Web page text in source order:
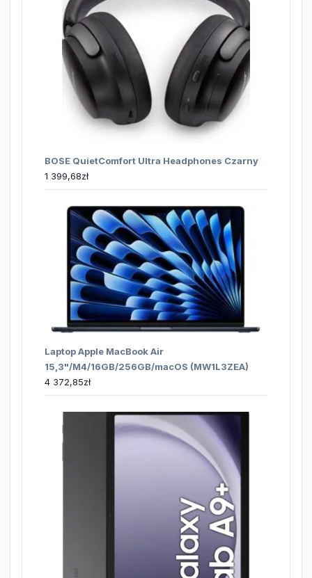
BOSE QuietComfort Ultra Headphones Czarny
1 399,68zł
Laptop Apple MacBook Air
15,3"/M4/16GB/256GB/macOS (MW1L3ZEA)
4 372,85zł